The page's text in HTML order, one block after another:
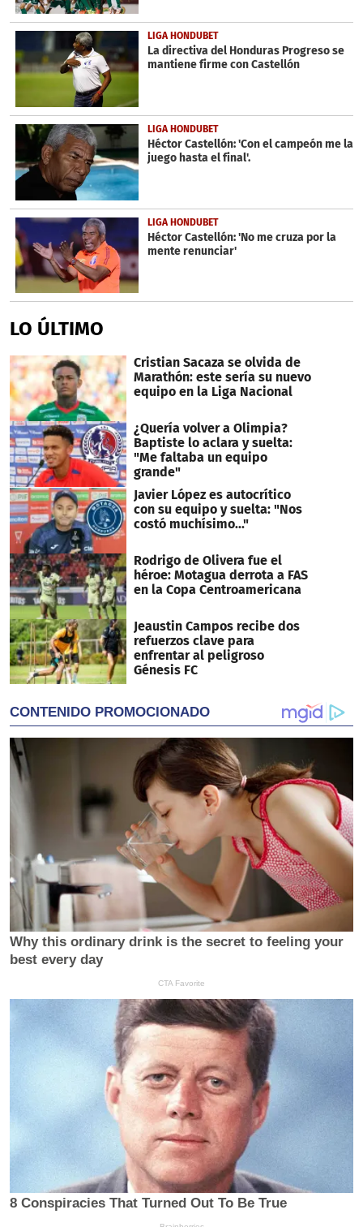
LIGA HONDUBET
La directiva del Honduras Progreso se
mantiene firme con Castellón
LIGA HONDUBET
Héctor Castellón: 'Con el campeón me la
juego hasta el final'.
LIGA HONDUBET
Héctor Castellón: 'No me cruza por la
mente renunciar'
LO ÚLTIMO
Cristian Sacaza se olvida de
Marathón: este sería su nuevo
equipo en la Liga Nacional
¿Quería volver a Olimpia?
Baptiste lo aclara y suelta:
"Me faltaba un equipo
grande"
Javier López es autocrítico
con su equipo y suelta: "Nos
costó muchísimo..."
Rodrigo de Olivera fue el
héroe: Motagua derrota a FAS
en la Copa Centroamericana
Jeaustin Campos recibe dos
refuerzos clave para
enfrentar al peligroso
Génesis FC